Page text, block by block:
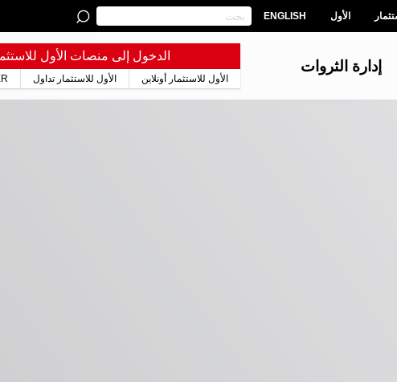
الأول ENGLISH
إدارة الثروات
الدخول إلى منصات الأول
الأول للاستثمار أونلاين الأول للاستثمار تداول